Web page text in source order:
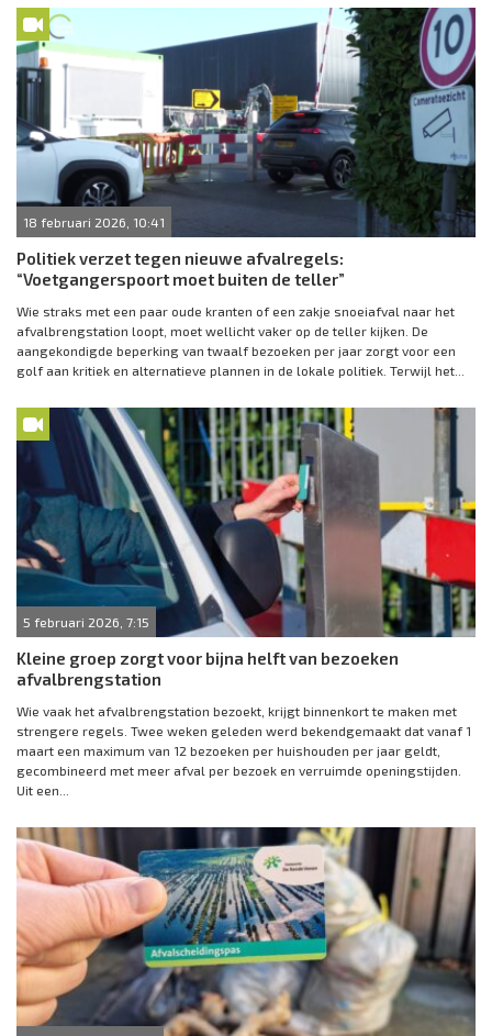
18 februari 2026, 10:41
Politiek verzet tegen nieuwe afvalregels:
“Voetgangerspoort moet buiten de teller”
Wie straks met een paar oude kranten of een zakje snoeiafval naar het
afvalbrengstation loopt, moet wellicht vaker op de teller kijken. De
aangekondigde beperking van twaalf bezoeken per jaar zorgt voor een
golf aan kritiek en alternatieve plannen in de lokale politiek. Terwijl het...
5 februari 2026, 7:15
Kleine groep zorgt voor bijna helft van bezoeken
afvalbrengstation
Wie vaak het afvalbrengstation bezoekt, krijgt binnenkort te maken met
strengere regels. Twee weken geleden werd bekendgemaakt dat vanaf 1
maart een maximum van 12 bezoeken per huishouden per jaar geldt,
gecombineerd met meer afval per bezoek en verruimde openingstijden.
Uit een...